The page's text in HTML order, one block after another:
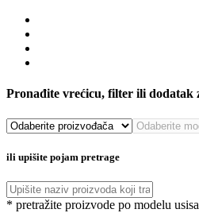
Pronađite vrećicu, filter ili dodatak
ili upišite pojam pretrage
* pretražite proizvode po modelu